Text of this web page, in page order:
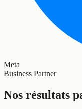
Meta
Business Partner
Nos résultats